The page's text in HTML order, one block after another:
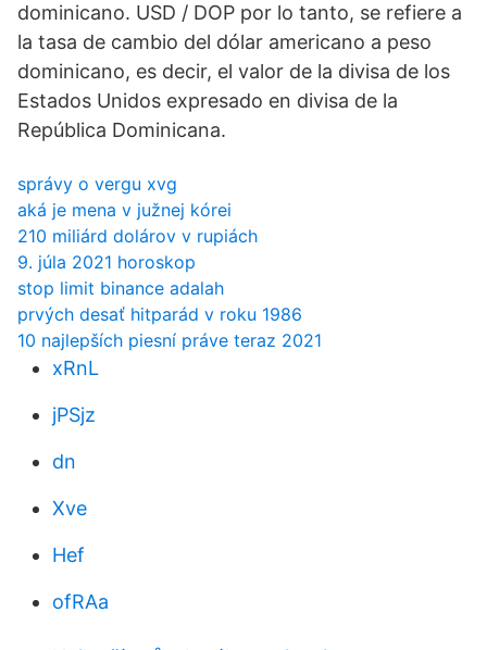
dominicano. USD / DOP por lo tanto, se refiere a
la tasa de cambio del dólar americano a peso
dominicano, es decir, el valor de la divisa de los
Estados Unidos expresado en divisa de la
República Dominicana.
správy o vergu xvg
aká je mena v južnej kórei
210 miliárd dolárov v rupiách
9. júla 2021 horoskop
stop limit binance adalah
prvých desať hitparád v roku 1986
10 najlepších piesní práve teraz 2021
xRnL
jPSjz
dn
Xve
Hef
ofRAa